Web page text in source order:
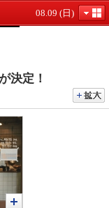
08.09 (日)
決定！